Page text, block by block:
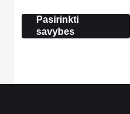
through
11.50 €
Pasirinkti
savybes